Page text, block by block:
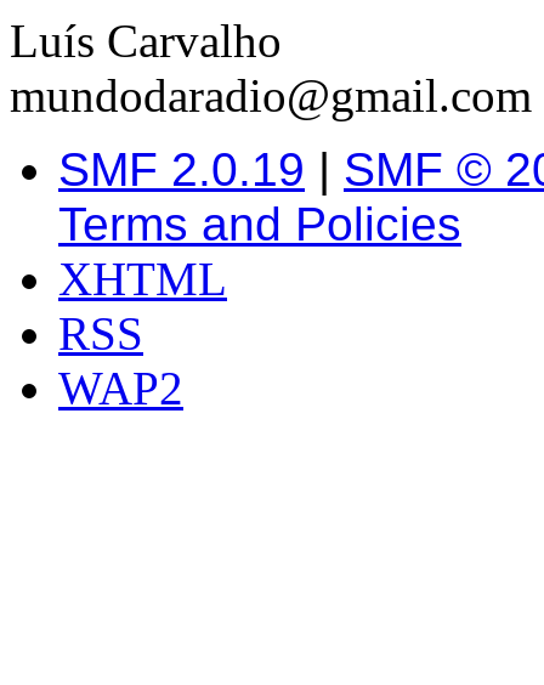
Luís Carvalho
mundodaradio@gmail.com
SMF 2.0.19 | SMF ©
Terms and Policies
XHTML
RSS
WAP2